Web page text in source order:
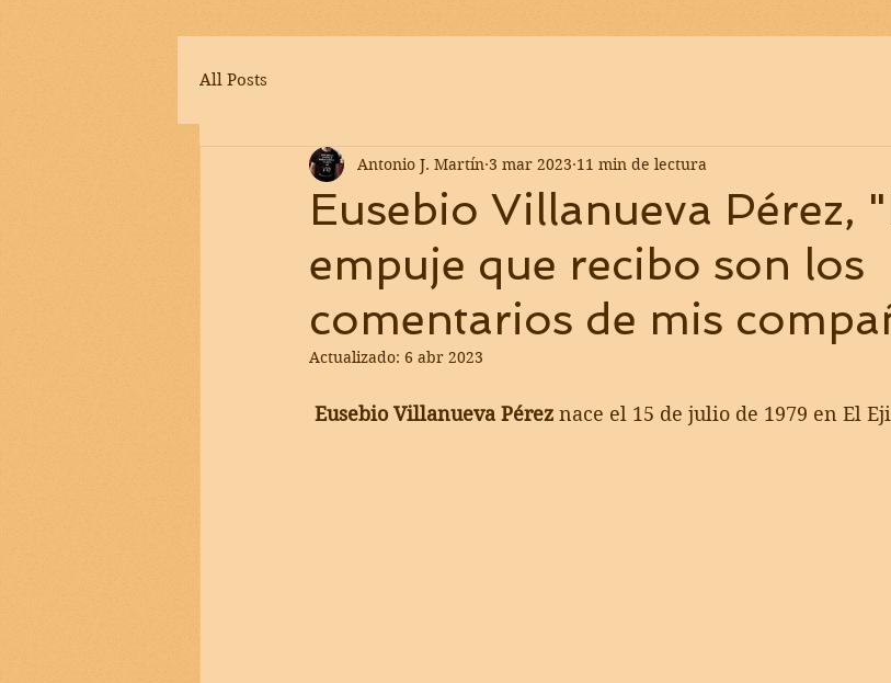
All Posts
Eusebio Villanueva Pérez,
empuje que recibo son los
comentarios de mis
Antonio J. Martín 3 mar 2023 11 min de lectura
Actualizado: 6 abr 2023
Eusebio Villanueva Pérez nace el 15 de julio de 1979 en El